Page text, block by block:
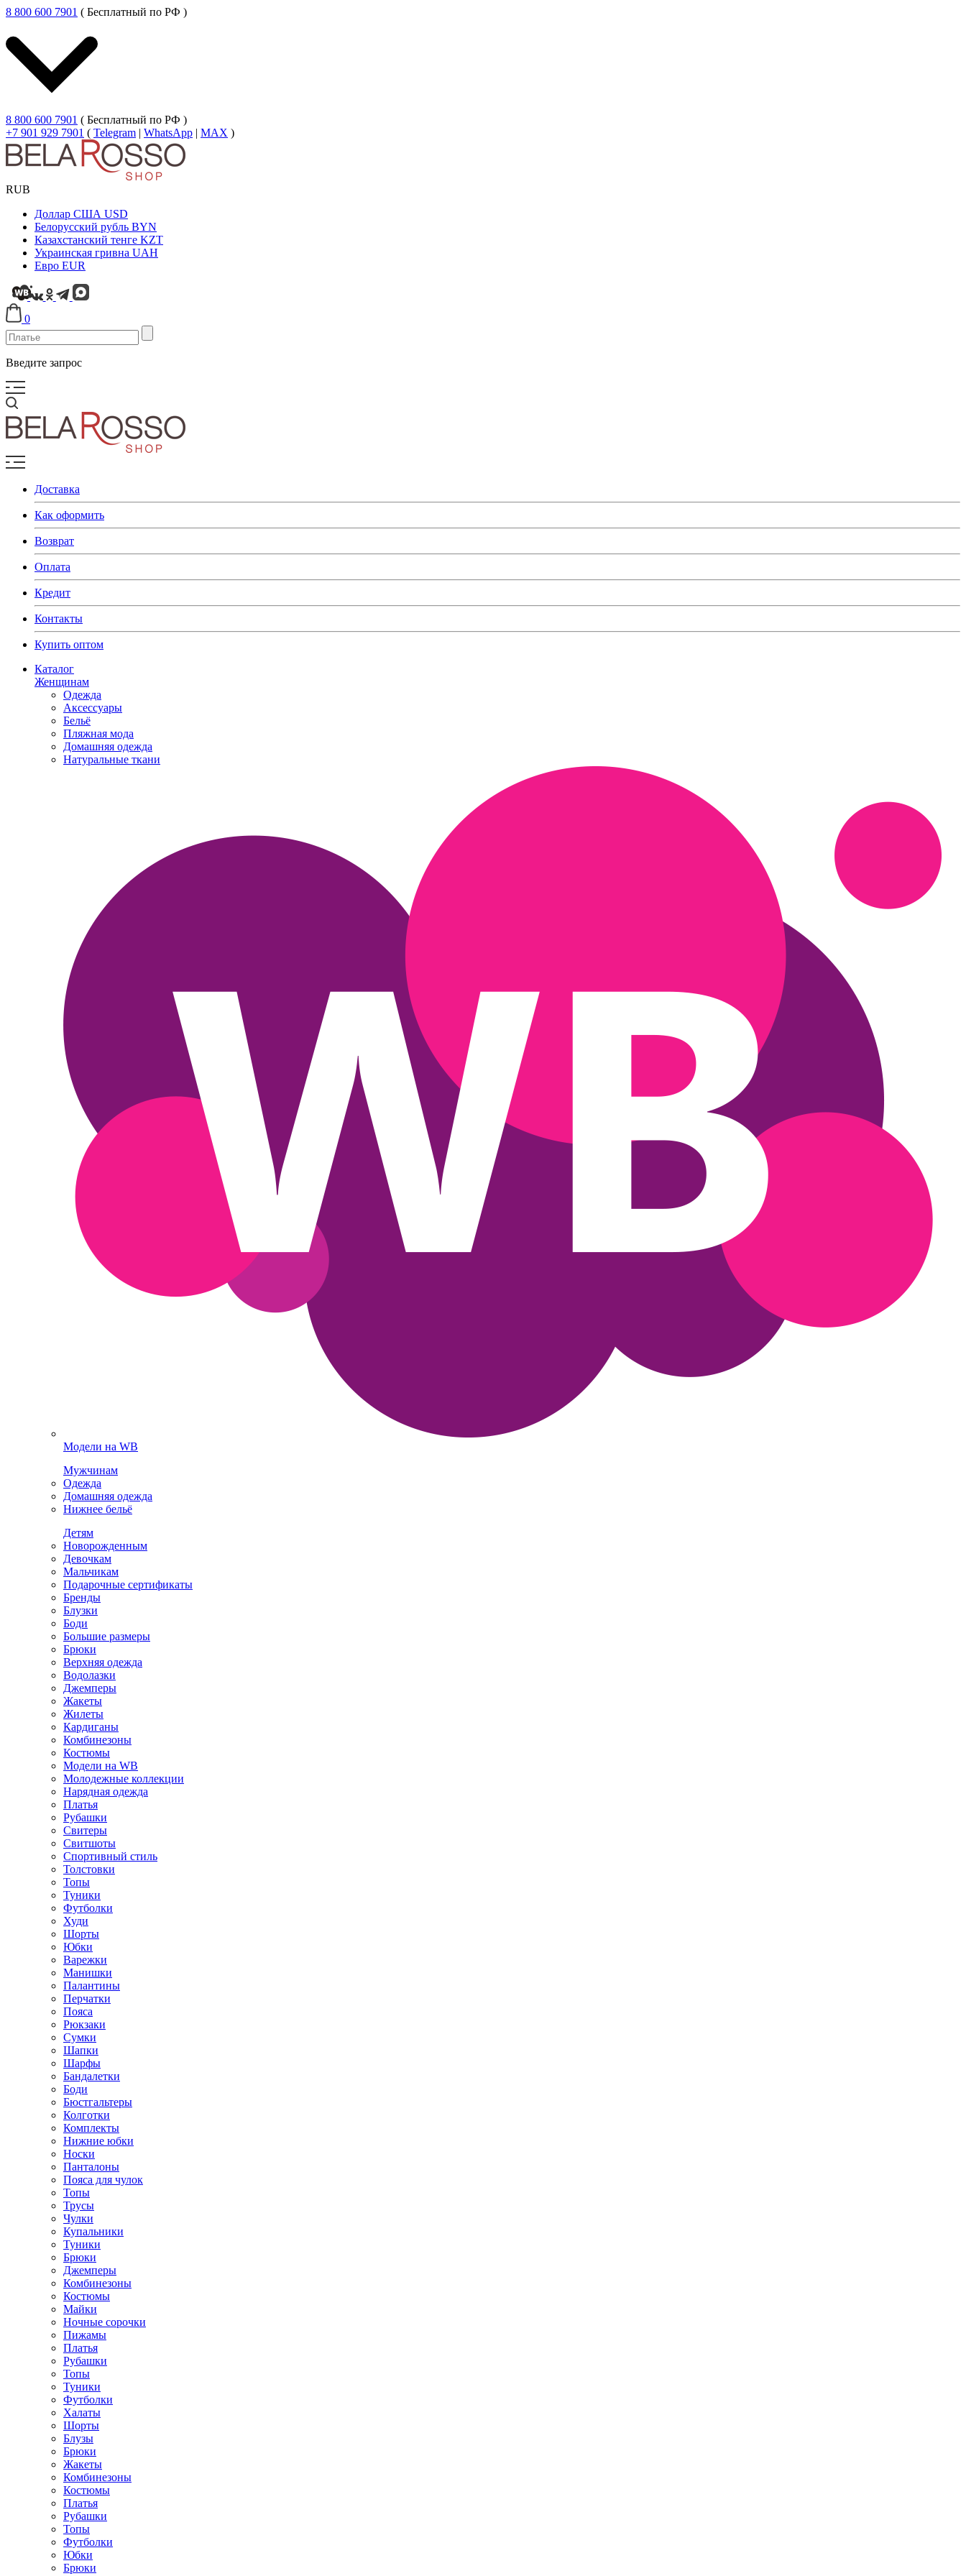
8 800 600 7901 ( Бесплатный по РФ )
8 800 600 7901 ( Бесплатный по РФ )
+7 901 929 7901 ( Telegram | WhatsApp | MAX )
RUB
Доллар США USD
Белорусский рубль BYN
Казахстанский тенге KZT
Украинская гривна UAH
Евро EUR
0
Введите запрос
Доставка
Как оформить
Возврат
Оплата
Кредит
Контакты
Купить оптом
Каталог
Женщинам
Одежда
Аксессуары
Бельё
Пляжная мода
Домашняя одежда
Натуральные ткани
Модели на WB
Мужчинам
Одежда
Домашняя одежда
Нижнее бельё
Детям
Новорожденным
Девочкам
Мальчикам
Подарочные сертификаты
Бренды
Блузки
Боди
Большие размеры
Брюки
Верхняя одежда
Водолазки
Джемперы
Жакеты
Жилеты
Кардиганы
Комбинезоны
Костюмы
Модели на WB
Молодежные коллекции
Нарядная одежда
Платья
Рубашки
Свитеры
Свитшоты
Спортивный стиль
Толстовки
Топы
Туники
Футболки
Худи
Шорты
Юбки
Варежки
Манишки
Палантины
Перчатки
Пояса
Рюкзаки
Сумки
Шапки
Шарфы
Бандалетки
Боди
Бюстгальтеры
Колготки
Комплекты
Нижние юбки
Носки
Панталоны
Поясa для чулок
Топы
Трусы
Чулки
Купальники
Туники
Брюки
Джемперы
Комбинезоны
Костюмы
Майки
Ночные сорочки
Пижамы
Платья
Рубашки
Топы
Туники
Футболки
Халаты
Шорты
Блузы
Брюки
Жакеты
Комбинезоны
Костюмы
Платья
Рубашки
Топы
Футболки
Юбки
Брюки